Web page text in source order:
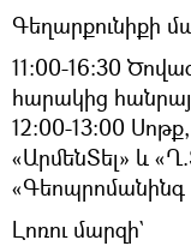
Գեղարքունիքի
11:00-16:30
հարակից
12:00-13:00
«ԱրմենՏել» և
«Գեոպրոմանինգ
Լոռու մարզի`